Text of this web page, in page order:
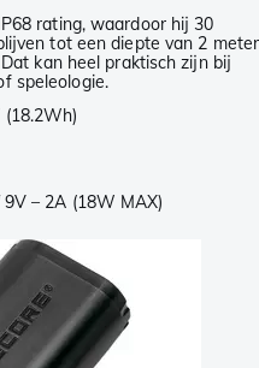
rating, waardoor hij 30
tot een diepte van 2 meter
kan heel praktisch zijn bij
speleologie.
– 2A (18W MAX)